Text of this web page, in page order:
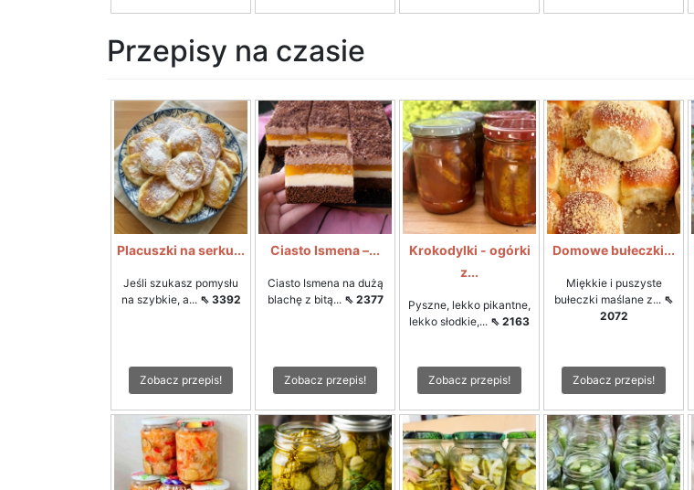
Przepisy na czasie
Placuszki na serku...
Jeśli szukasz pomysłu
na szybkie, a... ⇖ 3392
Zobacz przepis!
Ciasto Ismena –...
Ciasto Ismena na dużą
blachę z bitą... ⇖ 2377
Zobacz przepis!
Krokodylki - ogórki
z...
Pyszne, lekko pikantne,
lekko słodkie,... ⇖ 2163
Zobacz przepis!
Domowe bułeczki...
Miękkie i puszyste
bułeczki maślane z... ⇖
2072
Zobacz przepis!